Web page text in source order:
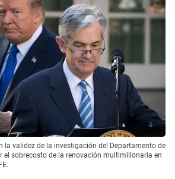
la validez de la investigación del Departamento de
el sobrecosto de la renovación multimillonaria en